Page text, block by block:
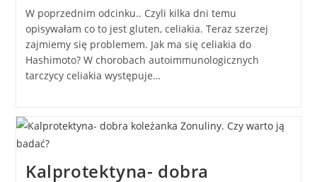
W poprzednim odcinku.. Czyli kilka dni temu
opisywałam co to jest gluten, celiakia. Teraz szerzej
zajmiemy się problemem. Jak ma się celiakia do
Hashimoto? W chorobach autoimmunologicznych
tarczycy celiakia występuje…
Kalprotektyna- dobra